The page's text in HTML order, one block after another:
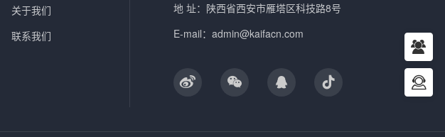
关于我们
联系我们
地 址：陕西省西安市雁塔区科技路8号
E-mail：admin@kaifacn.com